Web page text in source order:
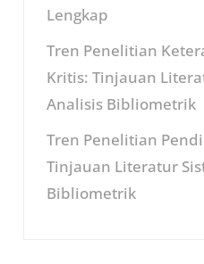
Lengkap
Tren Penelitian
Kritis: Tinjauan
Analisis Bibliometrik
Tren Penelitian
Tinjauan Literatur
Bibliometrik